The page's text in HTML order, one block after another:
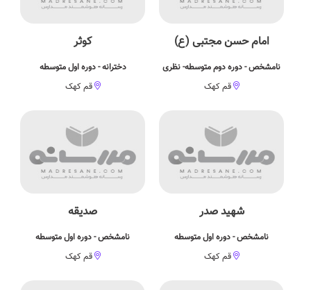
امام حسن مجتبی (ع)
نامشخص - دوره دوم متوسطه- نظری
قم کهک
کوثر
دخترانه - دوره اول متوسطه
قم کهک
شهید صدر
نامشخص - دوره اول متوسطه
قم کهک
صدیقه
نامشخص - دوره اول متوسطه
قم کهک